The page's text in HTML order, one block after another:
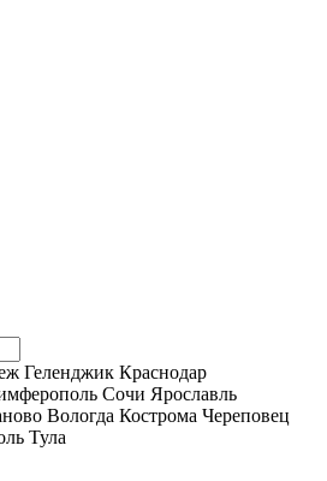
Геленджик Краснодар
Сочи Ярославль
Вологда Кострома Череповец
Тула